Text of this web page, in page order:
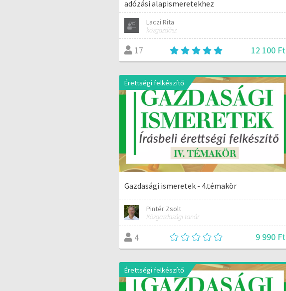
adózási alapismeretekhez
Laczi Rita
közgazdász
17 12 100 Ft
Érettségi felkészítő
Gazdasági ismeretek - 4.témakör
Pintér Zsolt
Közgazdasági tanár
4 9 990 Ft
Érettségi felkészítő